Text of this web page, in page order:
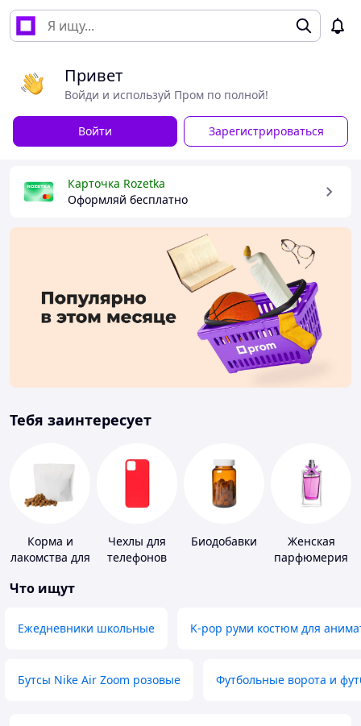
Привет
Войди и используй Пром по полной!
Войти Зарегистрироваться
Карточка Rozetka
Оформляй бесплатно
Тебя заинтересует
Корма и
лакомства для
животных и
Чехлы для
телефонов
Биодобавки
Женская
парфюмерия
Что ищут
Ежедневники школьные K-pop руми костюм для
Бутсы Nike Air Zoom розовые Футбольные ворота и